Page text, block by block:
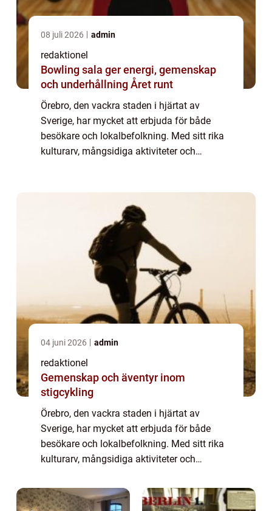
08 juli 2026 admin
redaktionel
Bowling sala ger energi, gemenskap
och underhållning Året runt
Örebro, den vackra staden i hjärtat av
Sverige, har mycket att erbjuda för både
besökare och lokalbefolkning. Med sitt rika
kulturarv, mångsidiga aktiviteter och
04 juni 2026 admin
redaktionel
Gemenskap och äventyr inom
stigcykling
Örebro, den vackra staden i hjärtat av
Sverige, har mycket att erbjuda för både
besökare och lokalbefolkning. Med sitt rika
kulturarv, mångsidiga aktiviteter och
som inte får missas. I denna artikel kommer
v...